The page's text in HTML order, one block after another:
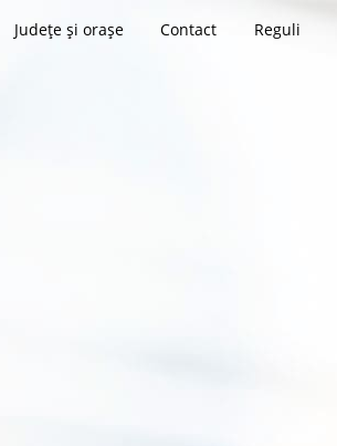
Județe și orașe Contact Reguli